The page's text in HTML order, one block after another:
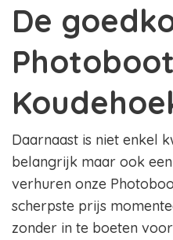
De
Daarnaast is niet enkel
belangrijk maar ook
verhuren onze
scherpste prijs
zonder in te boeten